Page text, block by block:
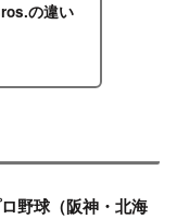
の違い
野球（阪神・北海